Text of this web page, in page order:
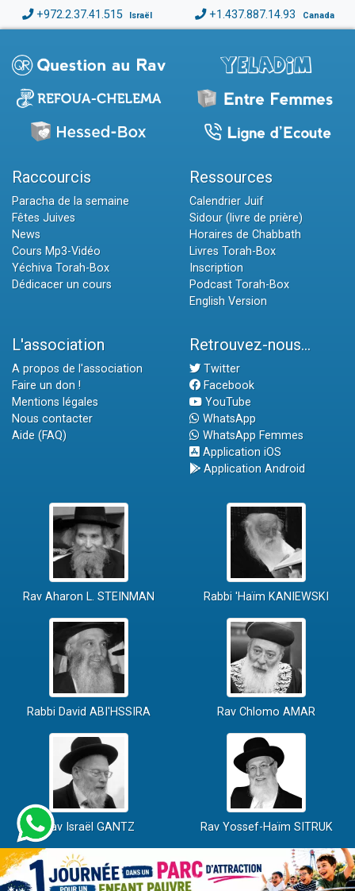
+972.2.37.41.515 Israël +1.437.887.14.93 Canada
Raccourcis
Paracha de la semaine
Fêtes Juives
News
Cours Mp3-Vidéo
Yéchiva Torah-Box
Dédicacer un cours
Ressources
Calendrier Juif
Sidour (livre de prière)
Horaires de Chabbath
Livres Torah-Box
Inscription
Podcast Torah-Box
English Version
L'association
A propos de l'association
Faire un don !
Mentions légales
Nous contacter
Aide (FAQ)
Retrouvez-nous...
Twitter
Facebook
YouTube
WhatsApp
WhatsApp Femmes
Application iOS
Application Android
Rav Aharon L. STEINMAN Rabbi 'Haïm KANIEWSKI
Rabbi David ABI'HSSIRA Rav Chlomo AMAR
Rav Israël GANTZ Rav Yossef-Haïm SITRUK